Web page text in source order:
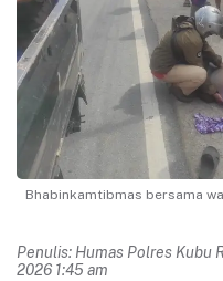
Bhabinkamtibmas bersama
Penulis: Humas Polres Kubu
2026 1:45 am